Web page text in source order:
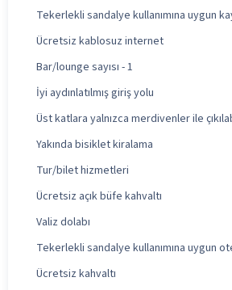
Tekerlekli sandalye kullanımına uygun
Ücretsiz kablosuz internet
Bar/lounge sayısı - 1
İyi aydınlatılmış giriş yolu
Üst katlara yalnızca merdivenler ile
Yakında bisiklet kiralama
Tur/bilet hizmetleri
Ücretsiz açık büfe kahvaltı
Valiz dolabı
Tekerlekli sandalye kullanımına uygun
Ücretsiz kahvaltı